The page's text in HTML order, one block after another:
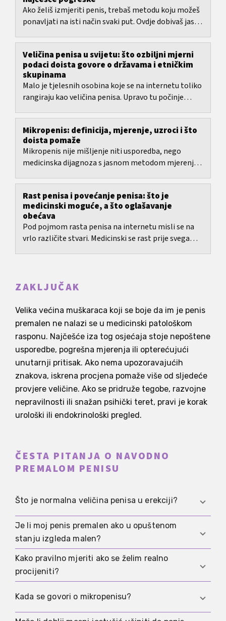
Ako želiš izmjeriti penis, trebaš metodu koju možeš
ponavljati na isti način svaki put. Ovdje dobivaš jasan
Veličina penisa u svijetu: što ozbiljni mjerni
podaci doista govore o državama i etničkim
skupinama
Malo je tjelesnih osobina koje se na internetu toliko
rangiraju kao veličina penisa. Upravo tu počinje
Mikropenis: definicija, mjerenje, uzroci i što
doista pomaže
Mikropenis nije mišljenje niti usporedba, nego
medicinska dijagnoza s jasnom metodom mjerenja i
Rast penisa i povećanje penisa: što je
medicinski moguće, a što oglašavanje
obećava
Pod pojmom rasta penisa na internetu misli se na
vrlo različite stvari. Medicinski se rast prije svega
ZAKLJUČAK
Velika većina muškaraca koji se boje da im je penis
premalen ne nalazi se u medicinski patološkom
rasponu. Najčešće iza tog osjećaja stoje nepoštene
usporedbe, pogrešna mjerenja ili opterećujući
unutarnji pritisak. Ako nema upozoravajućih
znakova, iskrena procjena pomaže više od sljedeće
provjere veličine. Ako se pridruže tegobe, razvojne
nepravilnosti ili snažan psihički teret, pravi je korak
urološki ili endokrinološki pregled.
ČESTA PITANJA O NAVODNO
PREMALOM PENISU
Što je normalna veličina penisa u erekciji?
U velikom sustavnom pregledu prosječna duljina
u erekciji iznosila je oko 13,1 centimetar. Još je
važnije to što postoji normalan raspon varijacija i
ne mora svatko biti blizu srednje vrijednosti. Ako
želiš detaljnije tumačenje, nastavi ovdje:Veličina
penisa: prosjek, raspon i tumačenje
Je li moj penis premalen ako u opuštenom
stanju izgleda malen?
Ne automatski. Opuštena veličina snažno varira
ovisno o temperaturi, stresu i napetosti. Zato je
Kako pravilno mjeriti ako se želim realno
procijeniti?
Mjeri s gornje strane od stidne kosti do vrha i
Kada se govori o mikropenisu?